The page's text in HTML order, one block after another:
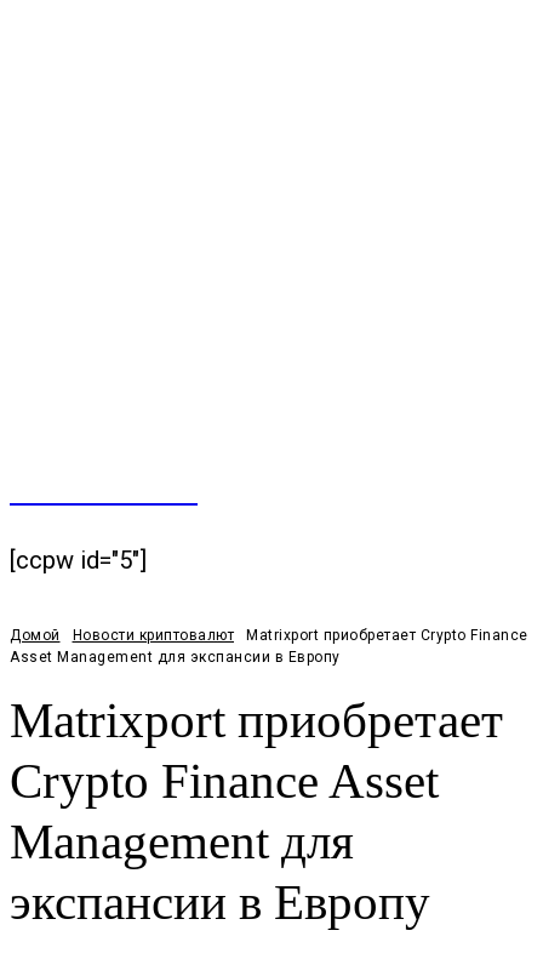
[ccpw id="5"]
Домой Новости криптовалют
Matrixport приобретает Crypto Finance
Asset Management для экспансии в Европу
Matrixport приобретает
Crypto Finance Asset
Management для
экспансии в Европу